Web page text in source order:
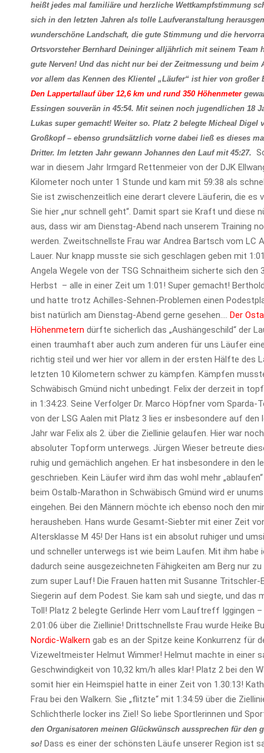
heißt jedes mal familiäre und herzliche Wettkampfstimmung
sich in den letzten Jahren als tolle Laufveranstaltung
wunderschöne Landschaft, die gute Stimmung und die
Ortsvorsteher Bernhard Deininger alljährlich mit seinem
gute Nerven! Und das nicht nur bei der Zeitmessung und
vor allem das Kennen des Klientel „Läufer“ ist hier von großer
Den Lappertallauf über 12,6 km und rund 350 Höhenmeter
Essingen souverän in 45:54. Mit seinen noch jugendlichen 18
Lukas super gemacht! Weiter so. Platz 2 belegte Micheal Digel
Großkopf – ebenso grundsätzlich vorne dabei ließ es dieses
Dritter. Im letzten Jahr gewann Johannes den Lauf mit 45:27.
war in diesem Jahr Irmgard Rettenmeier von der DJK
Kilometer noch unter 1 Stunde und kam mit 59:38 als
Sie ist zwischenzeitlich eine derart clevere Läuferin, die es
Sie hier „nur schnell geht“. Damit spart sie Kraft und diese
aus, dass wir am Dienstag-Abend nach unserem Training
werden. Zweitschnellste Frau war Andrea Bartsch vom LC
Lauer. Nur knapp musste sie sich geschlagen geben mit
Angela Wegele von der TSG Schnaitheim sicherte sich
Herbst – alle in einer Zeit um 1:01! Super gemacht!
und hatte trotz Achilles-Sehnen-Problemen einen
bist natürlich am Dienstag-Abend gerne gesehen…. Der
Höhenmetern dürfte sicherlich das „Aushängeschild“ der
einen traumhaft aber auch zum anderen für uns Läufer
richtig steil und wer hier vor allem in der ersten Hälfte des
letzten 10 Kilometern schwer zu kämpfen. Kämpfen
Schwäbisch Gmünd nicht unbedingt. Felix der derzeit in
in 1:34:23. Seine Verfolger Dr. Marco Höpfner vom Sparda-
von der LSG Aalen mit Platz 3 lies er insbesondere auf
Jahr war Felix als 2. über die Ziellinie gelaufen. Hier war
absoluter Topform unterwegs. Jürgen Wieser betreute
ruhig und gemächlich angehen. Er hat insbesondere in
geschrieben. Kein Läufer wird ihm das wohl mehr
beim Ostalb-Marathon in Schwäbisch Gmünd wird er
eingehen. Bei den Männern möchte ich ebenso noch den
herausheben. Hans wurde Gesamt-Siebter mit einer Zeit
Altersklasse M 45! Der Hans ist ein absolut ruhiger und
und schneller unterwegs ist wie beim Laufen. Mit ihm habe
dadurch seine ausgezeichneten Fähigkeiten am Berg nur
zum super Lauf! Die Frauen hatten mit Susanne Tritschler-
Siegerin auf dem Podest. Sie kam sah und siegte, und das
Toll! Platz 2 belegte Gerlinde Herr vom Lauftreff Iggingen
2:01:06 über die Ziellinie! Drittschnellste Frau wurde Heike
Nordic-Walkern gab es an der Spitze keine Konkurrenz für
Vizeweltmeister Helmut Wimmer! Helmut machte in einer
Geschwindigkeit von 10,32 km/h alles klar! Platz 2 bei den
somit hier ein Heimspiel hatte in einer Zeit von 1.30:13!
Frau bei den Walkern. Sie „flitzte“ mit 1:34:59 über die
Schlichtherle locker ins Ziel! So liebe Sportlerinnen und
den Organisatoren meinen Glückwünsch aussprechen für den
so! Dass es einer der schönsten Läufe unserer Region ist